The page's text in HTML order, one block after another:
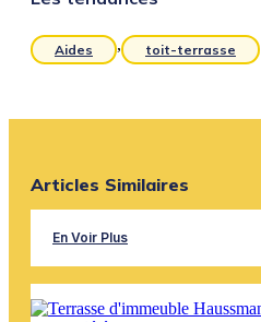
Aides , toit-terrasse
Articles Similaires
En Voir Plus